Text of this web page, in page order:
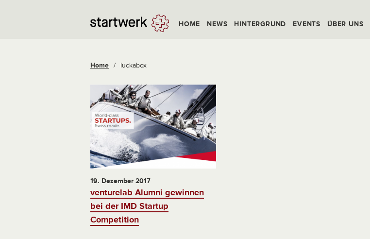
HOME NEWS HINTERGRUND EVENTS ÜBER UNS
Home / luckabox
19. Dezember 2017
venturelab Alumni gewinnen
bei der IMD Startup
Competition